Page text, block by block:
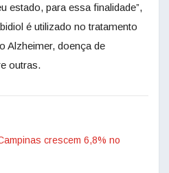
estado, para essa finalidade”,
é utilizado no tratamento
Alzheimer, doença de
outras.
crescem 6,8% no